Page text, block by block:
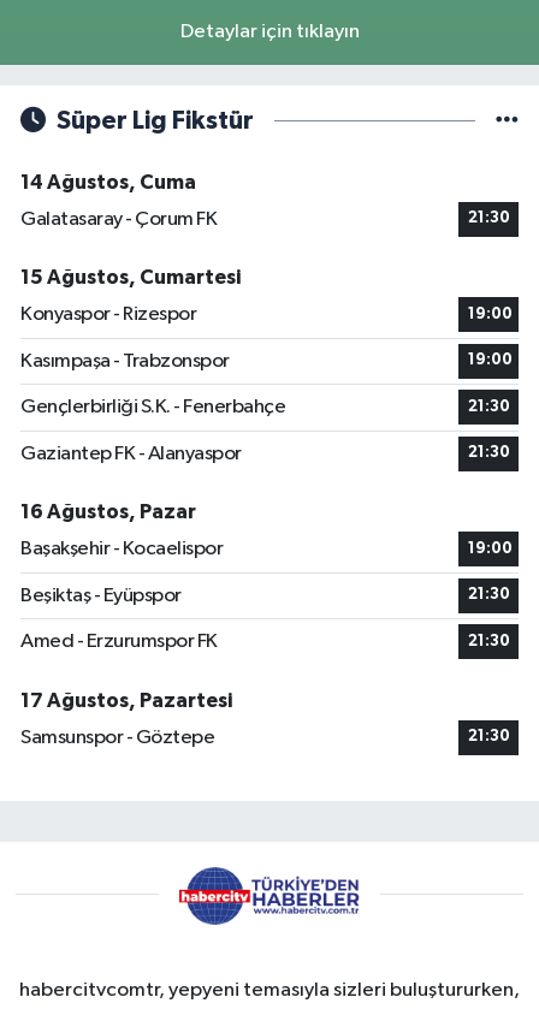
Detaylar için tıklayın
Süper Lig Fikstür
14 Ağustos, Cuma
Galatasaray - Çorum FK
21:30
15 Ağustos, Cumartesi
Konyaspor - Rizespor
19:00
Kasımpaşa - Trabzonspor 19:00
Gençlerbirliği S.K. - Fenerbahçe 21:30
Gaziantep FK - Alanyaspor 21:30
16 Ağustos, Pazar
Başakşehir - Kocaelispor
19:00
Beşiktaş - Eyüpspor 21:30
Amed - Erzurumspor FK 21:30
17 Ağustos, Pazartesi
Samsunspor - Göztepe
21:30
habercitvcomtr, yepyeni temasıyla sizleri buluştururken,